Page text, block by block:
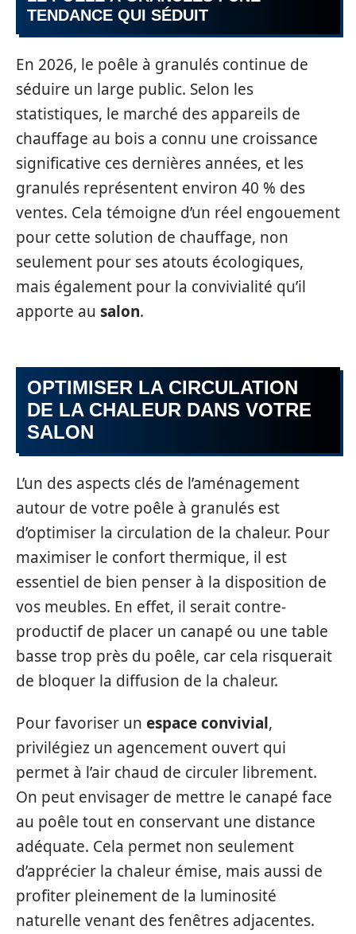
TENDANCE QUI SÉDUIT
En 2026, le poêle à granulés continue de
séduire un large public. Selon les
statistiques, le marché des appareils de
chauffage au bois a connu une croissance
significative ces dernières années, et les
granulés représentent environ 40 % des
ventes. Cela témoigne d’un réel engouement
pour cette solution de chauffage, non
seulement pour ses atouts écologiques,
mais également pour la convivialité qu’il
apporte au salon.
OPTIMISER LA CIRCULATION
DE LA CHALEUR DANS VOTRE
SALON
L’un des aspects clés de l’aménagement
autour de votre poêle à granulés est
d’optimiser la circulation de la chaleur. Pour
maximiser le confort thermique, il est
essentiel de bien penser à la disposition de
vos meubles. En effet, il serait contre-
productif de placer un canapé ou une table
basse trop près du poêle, car cela risquerait
de bloquer la diffusion de la chaleur.
Pour favoriser un espace convivial,
privilégiez un agencement ouvert qui
permet à l’air chaud de circuler librement.
On peut envisager de mettre le canapé face
au poêle tout en conservant une distance
adéquate. Cela permet non seulement
d’apprécier la chaleur émise, mais aussi de
profiter pleinement de la luminosité
naturelle venant des fenêtres adjacentes.